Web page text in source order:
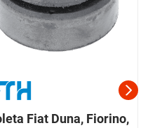
Fiat Duna, Fiorino,